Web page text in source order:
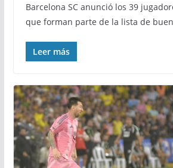
Barcelona SC anunció los 39
que forman parte de la lista de
Leer más